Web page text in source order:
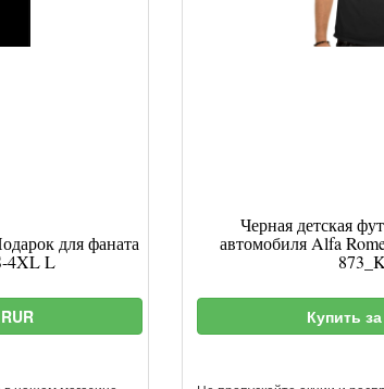
для фаната
4XL L
Черная детская
автомобиля Alfa
Купить